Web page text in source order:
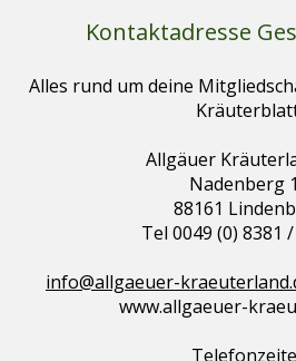
Kontaktadresse
Alles rund um deine
Allgäuer
Nadenberg
88161
Tel 0049 (0) 8381
info@allgaeuer-
www.allgaeuer-